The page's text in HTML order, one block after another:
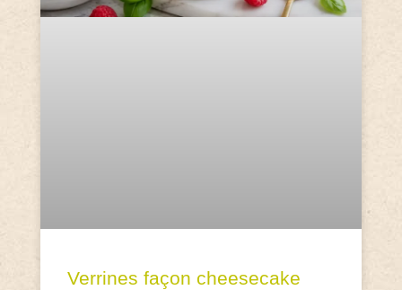
Verrines façon cheesecake